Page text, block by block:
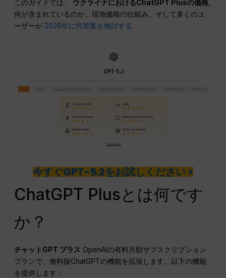
このガイドでは、 ウクライナにおけるChatGPT Plusの価格
何が含まれているのか、現地価格の仕組み、そして多くのユ
ーザーが 2026年に代替案を検討する.
今すぐGPT-5.2をお試しください >
ChatGPT Plusとは何です
か？
チャットGPT プラス OpenAIの有料月額サブスクリプション
プランで、無料版ChatGPTの機能を拡張します。以下の機能
を提供します：